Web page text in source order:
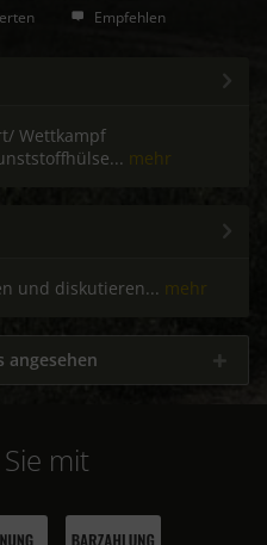
Empfehlen
Wettkampf
mehr
und diskutieren... mehr
angesehen
mit